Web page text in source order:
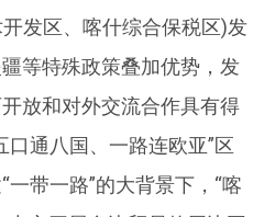
发区、喀什综合保税区)发
等特殊政策叠加优势，发
放和对外交流合作具有得
口通八国、一路连欧亚”区
带一路”的大背景下，“喀